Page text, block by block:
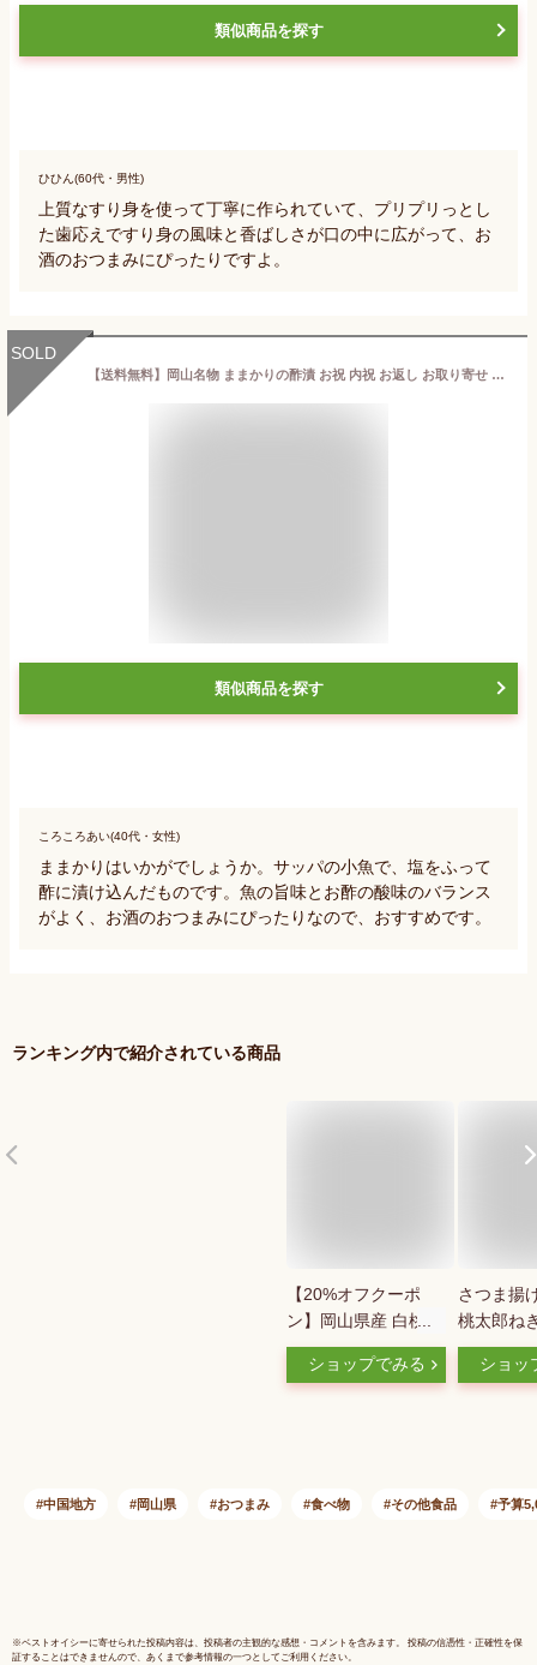
類似商品を探す
ひひん(60代・男性)
上質なすり身を使って丁寧に作られていて、プリプリっとし
た歯応えですり身の風味と香ばしさが口の中に広がって、お
酒のおつまみにぴったりですよ。
SOLD
【送料無料】岡山名物 ままかりの酢漬 お祝 内祝 お返し お取り寄せ ギフト90g
類似商品を探す
ころころあい(40代・女性)
ままかりはいかがでしょうか。サッパの小魚で、塩をふって
酢に漬け込んだものです。魚の旨味とお酢の酸味のバランス
がよく、お酒のおつまみにぴったりなので、おすすめです。
ランキング内で紹介されている商品
【20%オフクーポ
ン】岡山県産 白桃ゼ
リー 6個入 【果肉カ
ットタイプ】 2026
ーツゼリー スイーツ
清風庵
ショップでみる
さつま揚
桃太郎ね
ランド野
みれ さ
さつま揚
ショッ
中国地方 岡山県 おつまみ 食べ物 その他食品 予算
※ベストオイシーに寄せられた投稿内容は、投稿者の主観的な感想・コメントを含みます。 投稿の信憑性・正確性を保
証することはできませんので、あくまで参考情報の一つとしてご利用ください。